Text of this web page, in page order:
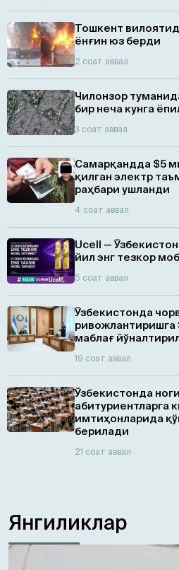
Тошкент
ёнғин юз берди
2 соат аввал
Чилонзор
бир неча кунга
3 соат аввал
Самарқандда $5
қилган электр
раҳбари ушланди
4 соат аввал
Ucell —
йил энг тезкор
5 соат аввал
Ўзбекистонда
ривожлантиришга
маблағ
19 соат аввал
Ўзбекистонда
абитуриентларга
имтиҳонларида
берилади
21 соат аввал
Янгиликлар